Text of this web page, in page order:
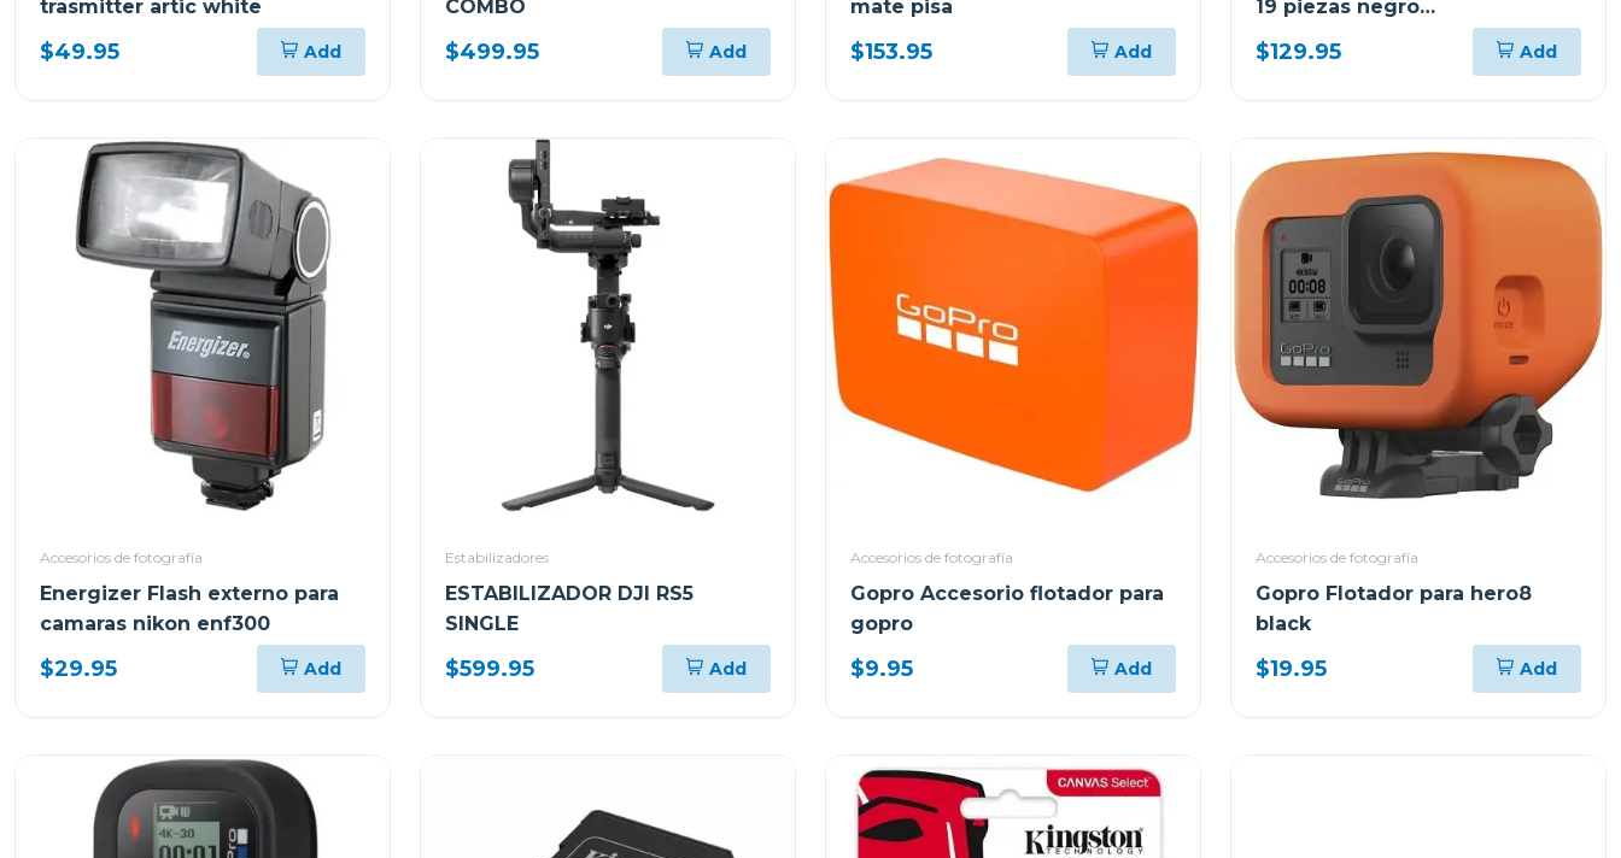
trasmitter artic white
$49.95 Add
COMBO
$499.95 Add
mate pisa
$153.95 Add
19 piezas negro
antiadherentes
$129.95 Add
Accesorios de fotografía
Energizer Flash externo para
camaras nikon enf300
$29.95 Add
Estabilizadores
ESTABILIZADOR DJI RS5
SINGLE
$599.95 Add
Accesorios de fotografía
Gopro Accesorio flotador para
gopro
$9.95 Add
Accesorios de fotografía
Gopro Flotador para hero8
black
$19.95 Add